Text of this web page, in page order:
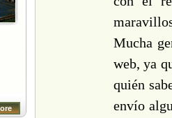
Mucha
web, ya
quién
envío